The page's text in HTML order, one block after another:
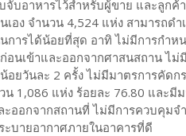
บอาหารไว้สำหรับผู้ขาย และลูกค้
เอง จำนวน 4,524 แห่ง สามารถด
การได้น้อยที่สุด อาทิ ไม่มีการกำห
อนเข้าและออกจากศาสนสถาน
อยวันละ 2 ครั้ง ไม่มีมาตรการคัดก
น 1,086 แห่ง ร้อยละ 76.80 และ
ะออกจากสถานที่ ไม่มีการควบคุมจ
ะบายอากาศภายในอาคารที่ดี